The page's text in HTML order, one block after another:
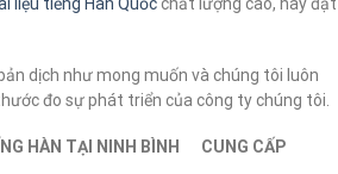
dịch như mong muốn và chúng tôi luôn
đo sự phát triển của công ty chúng tôi.
HÀN TẠI NINH BÌNH CUNG CẤP